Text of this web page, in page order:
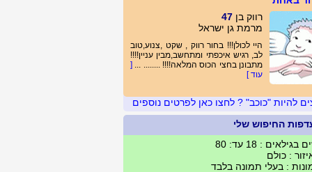
רווק בן 47
מרמת גן ישראל
היי לכולן!!! בחור רווק , שקט ,צנוע,טוב
לב, רגיש איכפתי ומתחשב,מבין עניין!!!!
מתבונן בחצי הכוס המלאה!!!! ........ ... [
עוד ]
להיות "כוכב" ? לחצו כאן לפרטים נוספים
החיפוש שלי
בגילאים : 18 עד: 80
: כולם
: בעלי תמונה בלבד